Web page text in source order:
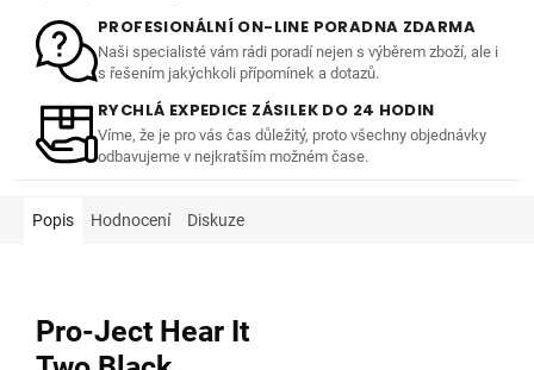
PROFESIONÁLNÍ ON-LINE PORADNA ZDARMA
Naši specialisté vám rádi poradí nejen s výběrem zboží, ale i
s řešením jakýchkoli přípomínek a dotazů.
RYCHLÁ EXPEDICE ZÁSILEK DO 24 HODIN
Víme, že je pro vás čas důležitý, proto všechny objednávky
odbavujeme v nejkratším možném čase.
Popis Hodnocení Diskuze
Pro-Ject Hear It